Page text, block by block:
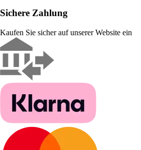
Sichere Zahlung
Kaufen Sie sicher auf unserer Website ein